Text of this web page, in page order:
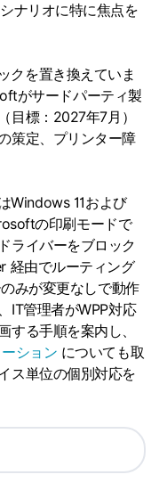
ナリオに特に焦点を
クを置き換えていま
がサードパーティ製
目標：2027年7月）
策定、プリンター障
Windows 11および
の印刷モードで
ライバーをブロック
経由でルーティング
みが変更なしで動作
IT管理者がWPP対応
する手順を案内し、
ション についても取
ス単位の個別対応を